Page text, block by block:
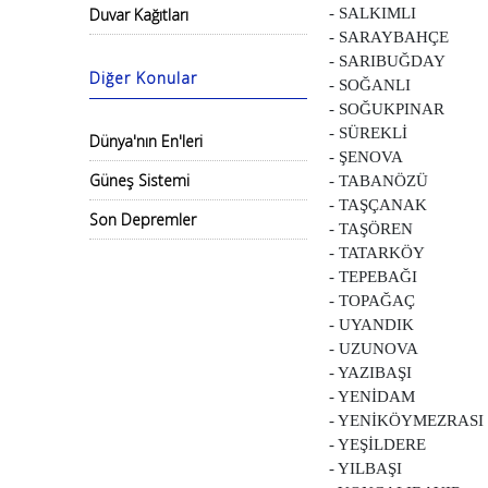
Duvar Kağıtları
Diğer Konular
Dünya'nın En'leri
Güneş Sistemi
Son Depremler
- SALKIMLI
- SARAYBAHÇE
- SARIBUĞDAY
- SOĞANLI
- SOĞUKPINAR
- SÜREKLİ
- ŞENOVA
- TABANÖZÜ
- TAŞÇANAK
- TAŞÖREN
- TATARKÖY
- TEPEBAĞI
- TOPAĞAÇ
- UYANDIK
- UZUNOVA
- YAZIBAŞI
- YENİDAM
-
- YEŞİLDERE
- YILBAŞI